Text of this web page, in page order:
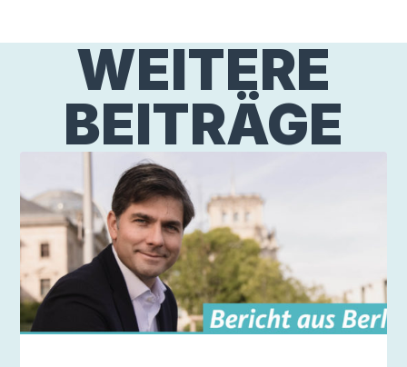
WEITERE
BEITRÄGE